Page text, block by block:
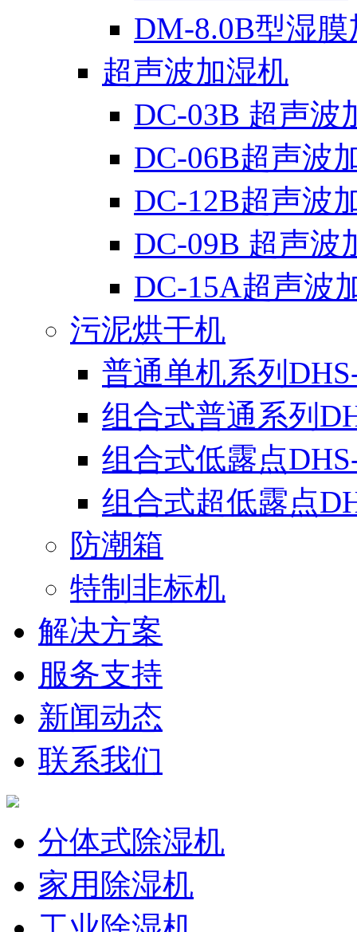
DM-8.0B型湿
超声波加湿机
DC-03B 超声波
DC-06B超声波
DC-12B超声波
DC-09B 超声波
DC-15A超声波
污泥烘干机
普通单机系列
组合式普通系列
组合式低露点
组合式超低露点
防潮箱
特制非标机
解决方案
服务支持
新闻动态
联系我们
分体式除湿机
家用除湿机